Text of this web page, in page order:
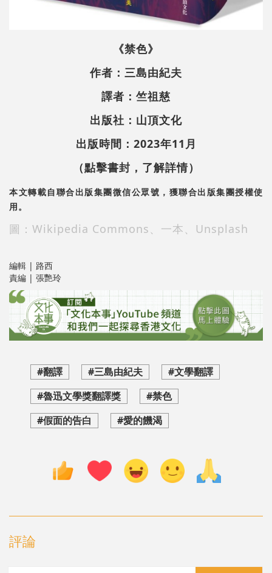
《禁色》
作者：三島由紀夫
譯者：竺祖慈
出版社：山頂文化
出版時間：2023年11月
（點擊書封，了解詳情）
本文轉載自聯合出版集團微信公眾號，獲聯合出版集團授權使
用。
圖：Wikipedia Commons、一本、Unsplash
編輯 | 路西
責編 | 張艷玲
#翻譯 #三島由紀夫
#文學翻譯
#魯迅文學獎翻譯獎
#禁色
#假面的告白
#愛的饑渴
評論